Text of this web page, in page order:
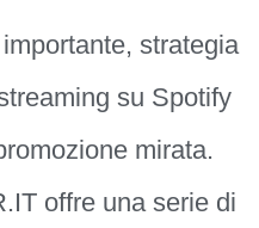
strategia
su Spotify
mirata.
offre una serie di